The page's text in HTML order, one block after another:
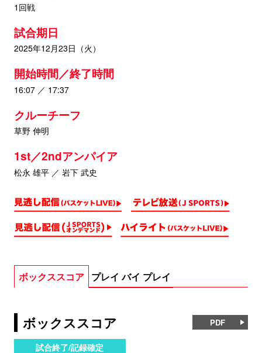
1回戦
試合期日
2025年12月23日（火）
開始時間／終了時間
16:07 ／ 17:37
クルーチーフ
草野 伸明
1st／2ndアンパイア
松永 雄平 ／ 岩下 武史
ボックススコア プレイ バイ プレイ
ボックススコア PDF
試合終了/記録確定